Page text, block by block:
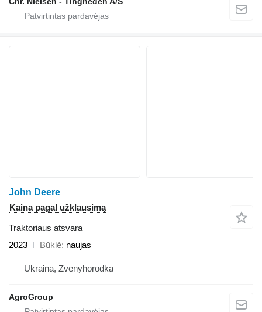
John Deere
Kaina pagal užklausimą
Traktoriaus atsvara
2023
Būklė naujas
Ukraina, Zvenyhorodka
AgroGroup